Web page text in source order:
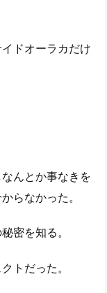
ドオーラカだけ
んとか事なきを
らなかった。
密を知る。
クトだった。